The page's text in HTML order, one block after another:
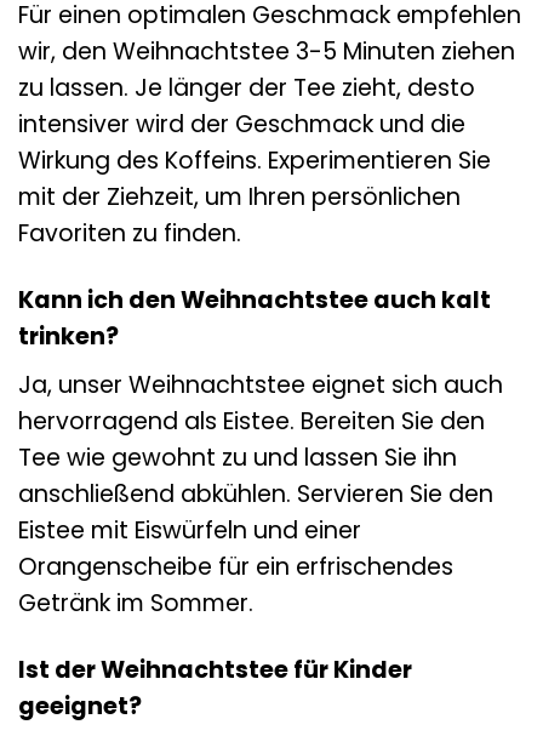
Für einen optimalen Geschmack empfehlen
wir, den Weihnachtstee 3-5 Minuten ziehen
zu lassen. Je länger der Tee zieht, desto
intensiver wird der Geschmack und die
Wirkung des Koffeins. Experimentieren Sie
mit der Ziehzeit, um Ihren persönlichen
Favoriten zu finden.
Kann ich den Weihnachtstee auch kalt
trinken?
Ja, unser Weihnachtstee eignet sich auch
hervorragend als Eistee. Bereiten Sie den
Tee wie gewohnt zu und lassen Sie ihn
anschließend abkühlen. Servieren Sie den
Eistee mit Eiswürfeln und einer
Orangenscheibe für ein erfrischendes
Getränk im Sommer.
Ist der Weihnachtstee für Kinder
geeignet?